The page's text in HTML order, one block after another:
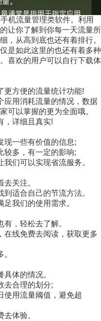
机流量管理类软件。利用
让你了解到你每一天流量所
，从高到底也还有着排行。
是如此这里的也还有着多种
喜欢的用户可以自行下载体
更方便的流量统计功能!
应用消耗流量的情况，数据
可以掌握的更为全面哦。
，详细且真实!
现一些有价值的信息;
较多，有一定的影响;
们可以实现省流服务。
关注。
适合自己的节流方法。
我们的使用需求。
，轻松去了解。
在线免费去阅读，获取更多
体的情况。
去合理的划分;
使用流量阈值，避免超
体验。